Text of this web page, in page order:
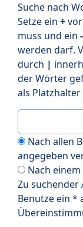
Suche nach
Setze ein +
muss und ein -
werden darf.
durch |
der Wörter
als
Nach allen
angegeben
Nach
Zu suchender
Benutze ein *